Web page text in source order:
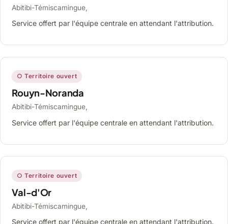
Abitibi-Témiscamingue,
Service offert par l'équipe centrale en attendant l'attribution.
○ Territoire ouvert
Rouyn-Noranda
Abitibi-Témiscamingue,
Service offert par l'équipe centrale en attendant l'attribution.
○ Territoire ouvert
Val-d'Or
Abitibi-Témiscamingue,
Service offert par l'équipe centrale en attendant l'attribution.